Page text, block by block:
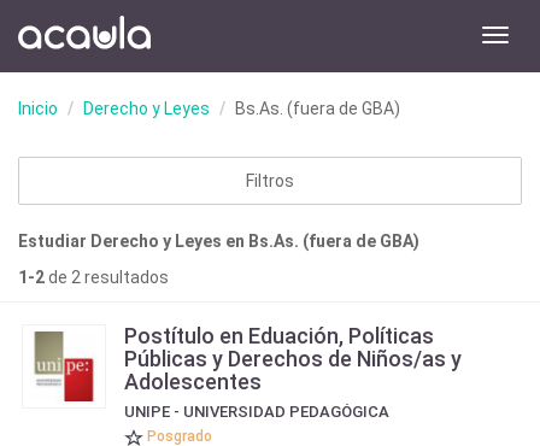
Inicio Derecho y Leyes Bs.As. (fuera de GBA)
Filtros
Estudiar Derecho y Leyes en Bs.As. (fuera de GBA)
1-2de 2 resultados
Postítulo en Eduación, Políticas
Públicas y Derechos de Niños/as y
Adolescentes
UNIPE - UNIVERSIDAD PEDAGÓGICA
Posgrado